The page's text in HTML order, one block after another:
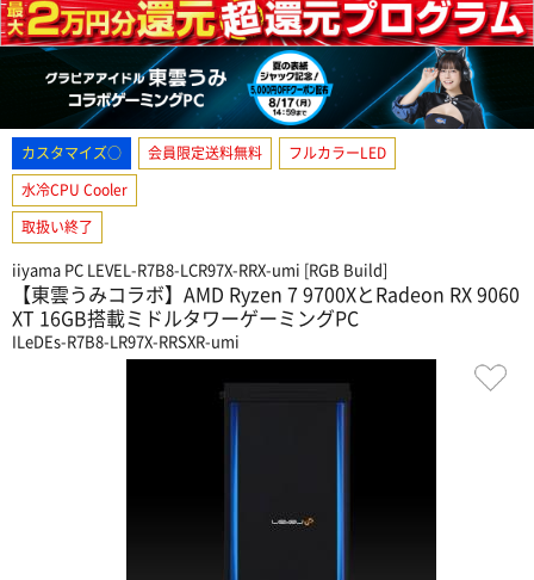
カスタマイズ○ 会員限定送料無料
フルカラーLED
水冷CPU Cooler
取扱い終了
iiyama PC LEVEL-R7B8-LCR97X-RRX-umi [RGB Build]
【東雲うみコラボ】AMD Ryzen 7 9700XとRadeon RX 9060
XT 16GB搭載ミドルタワーゲーミングPC
ILeDEs-R7B8-LR97X-RRSXR-umi